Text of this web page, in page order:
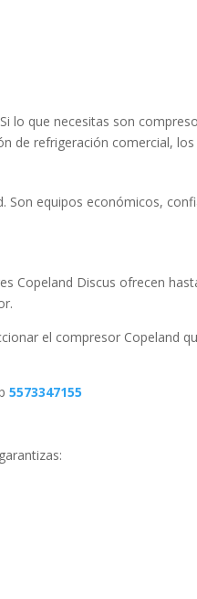
lo que necesitas son
de refrigeración comercial,
Son equipos económicos,
Copeland Discus ofrecen
el compresor Copeland
5573347155